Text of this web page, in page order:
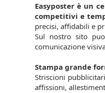
Easyposter è un
competitivi e
precisi, affidabili e
Sul nostro sito
comunicazione
Stampa grande
Striscioni
affissioni,